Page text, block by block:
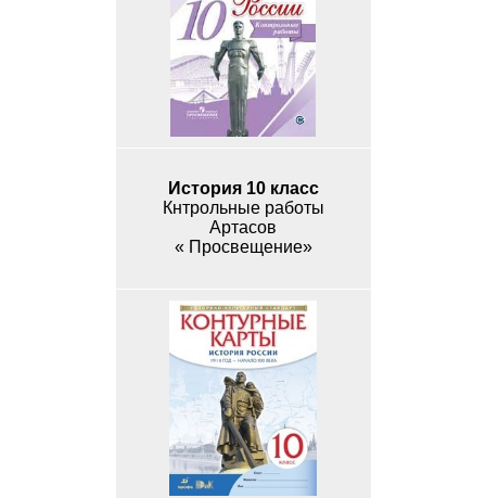
История 10 класс
Кнтрольные работы
Артасов
« Просвещение»